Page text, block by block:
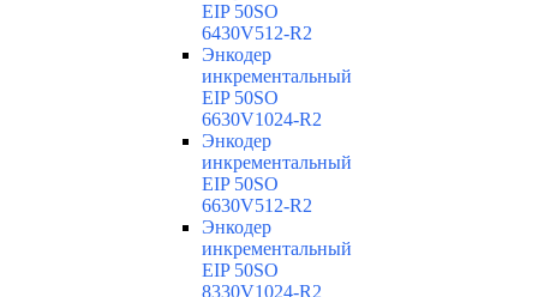
EIP 50SO
6430V512-R2
Энкодер
инкрементальный
EIP 50SO
6630V1024-R2
Энкодер
инкрементальный
EIP 50SO
6630V512-R2
Энкодер
инкрементальный
EIP 50SO
8330V1024-R2